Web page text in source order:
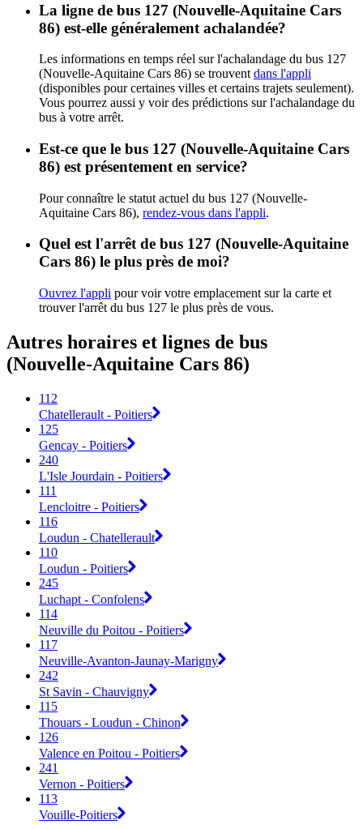
La ligne de bus 127 (Nouvelle-Aquitaine Cars
86) est-elle généralement achalandée?
Les informations en temps réel sur l'achalandage du bus 127
(Nouvelle-Aquitaine Cars 86) se trouvent dans l'appli
(disponibles pour certaines villes et certains trajets seulement).
Vous pourrez aussi y voir des prédictions sur l'achalandage du
bus à votre arrêt.
Est-ce que le bus 127 (Nouvelle-Aquitaine Cars
86) est présentement en service?
Pour connaître le statut actuel du bus 127 (Nouvelle-
Aquitaine Cars 86), rendez-vous dans l'appli.
Quel est l'arrêt de bus 127 (Nouvelle-Aquitaine
Cars 86) le plus près de moi?
Ouvrez l'appli pour voir votre emplacement sur la carte et
trouver l'arrêt du bus 127 le plus près de vous.
Autres horaires et lignes de bus
(Nouvelle-Aquitaine Cars 86)
112
Chatellerault - Poitiers
125
Gencay - Poitiers
240
L'Isle Jourdain - Poitiers
111
Lencloitre - Poitiers
116
Loudun - Chatellerault
110
Loudun - Poitiers
245
Luchapt - Confolens
114
Neuville du Poitou - Poitiers
117
Neuville-Avanton-Jaunay-Marigny
242
St Savin - Chauvigny
115
Thouars - Loudun - Chinon
126
Valence en Poitou - Poitiers
241
Vernon - Poitiers
113
Vouille-Poitiers